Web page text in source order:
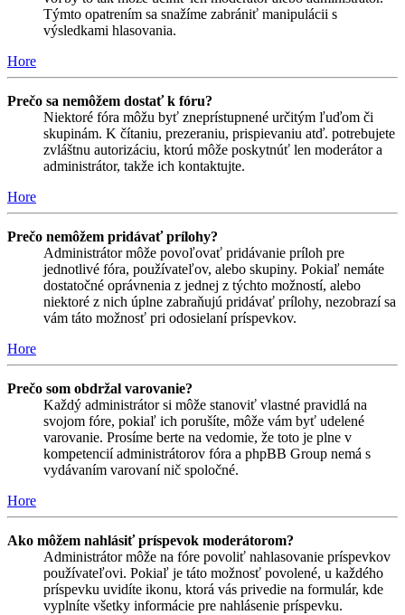
Týmto opatrením sa snažíme zabrániť manipulácii s
výsledkami hlasovania.
Hore
Prečo sa nemôžem dostať k fóru?
Niektoré fóra môžu byť zneprístupnené určitým ľuďom či
skupinám. K čítaniu, prezeraniu, prispievaniu atď. potrebujete
zvláštnu autorizáciu, ktorú môže poskytnúť len moderátor a
administrátor, takže ich kontaktujte.
Hore
Prečo nemôžem pridávať prílohy?
Administrátor môže povoľovať pridávanie príloh pre
jednotlivé fóra, používateľov, alebo skupiny. Pokiaľ nemáte
dostatočné oprávnenia z jednej z týchto možností, alebo
niektoré z nich úplne zabraňujú pridávať prílohy, nezobrazí sa
vám táto možnosť pri odosielaní príspevkov.
Hore
Prečo som obdržal varovanie?
Každý administrátor si môže stanoviť vlastné pravidlá na
svojom fóre, pokiaľ ich porušíte, môže vám byť udelené
varovanie. Prosíme berte na vedomie, že toto je plne v
kompetencií administrátorov fóra a phpBB Group nemá s
vydávaním varovaní nič spoločné.
Hore
Ako môžem nahlásiť príspevok moderátorom?
Administrátor môže na fóre povoliť nahlasovanie príspevkov
používateľovi. Pokiaľ je táto možnosť povolené, u každého
príspevku uvidíte ikonu, ktorá vás privedie na formulár, kde
vyplníte všetky informácie pre nahlásenie príspevku.